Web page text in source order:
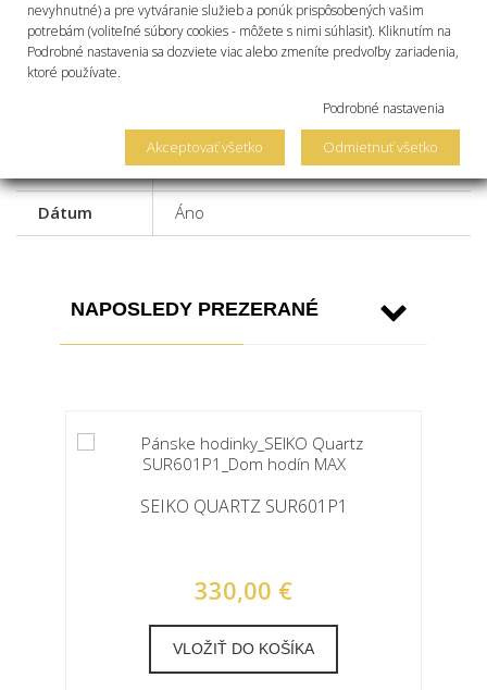
Osvetlenie Luminiscencia
100 m, 10 bar,10 atm - vhodné na
potápanie do malých hĺbok -
šnorchlovanie - vo vode sa nesmie
manipulovať s tlačidlami a s
korunkou
Dátum Áno
NAPOSLEDY PREZERANÉ
SEIKO QUARTZ SUR601P1
330,00 €
VLOŽIŤ DO KOŠÍKA
nevyhnutné) a pre vytváranie služieb a ponúk prispôsobených vašim
potrebám (voliteľné súbory cookies - môžete s nimi súhlasiť). Kliknutím na
Podrobné nastavenia sa dozviete viac alebo zmeníte predvoľby zariadenia,
ktoré používate.
Podrobné nastavenia
Akceptovať všetko Odmietnuť všetko